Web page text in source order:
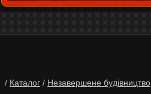
/ Каталог / Незавершене будівництво